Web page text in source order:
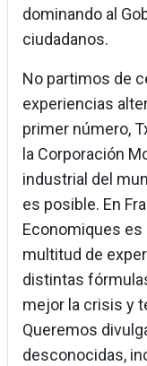
dominando al
ciudadanos.
No partimos de
experiencias
primer número,
la Corporación
industrial del
es posible. En
Economiques
multitud de
distintas
mejor la crisis y
Queremos
desconocidas,